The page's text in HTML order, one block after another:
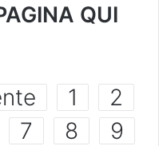
QUI
1
2
7 8
9